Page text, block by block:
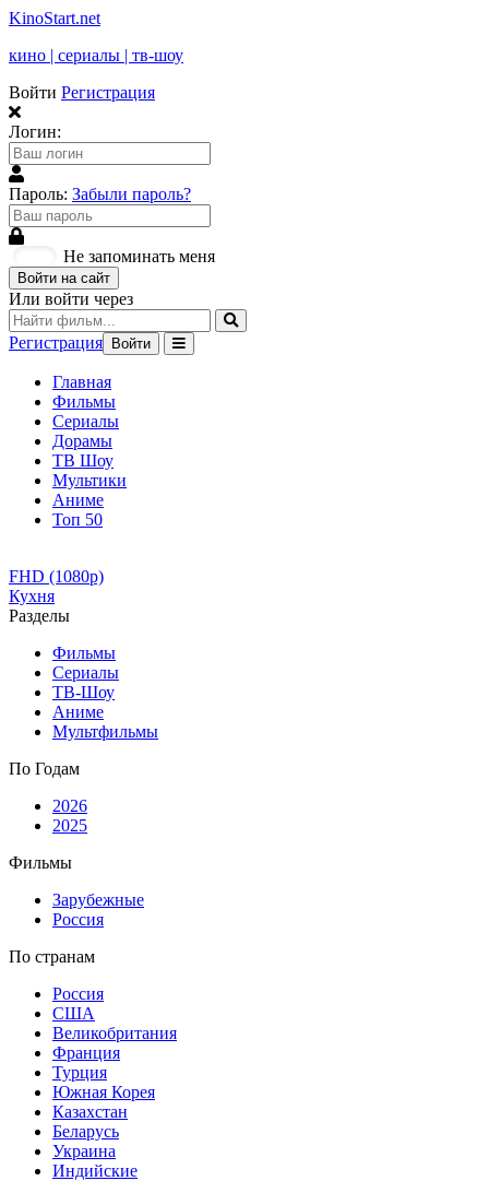
KinoStart.net
кино | сериалы | тв-шоу
Войти Регистрация
Логин:
Пароль: Забыли пароль?
Не запоминать меня
Войти на сайт
Или войти через
Регистрация Войти
Главная
Фильмы
Сериалы
Дорамы
ТВ Шоу
Мультики
Аниме
Топ 50
FHD (1080p)
Кухня
Разделы
Фильмы
Сериалы
ТВ-Шоу
Аниме
Мультфильмы
По Годам
2026
2025
Фильмы
Зарубежные
Россия
По странам
Россия
США
Великобритания
Франция
Турция
Южная Корея
Казахстан
Беларусь
Украина
Индийские